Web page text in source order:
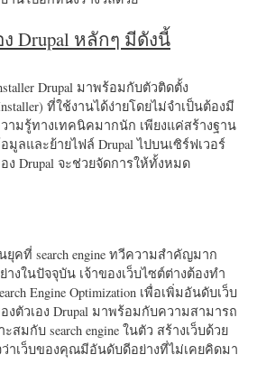
Drupal หลักๆ มีดังนี้
Drupal มาพร้อมกับตัวติดตั้ง
ที่ใช้งานได้ง่ายโดยไม่จำเป็นต้องมี
ามรู้ทางเทคนิคมากนัก เพียงแค่สร้างฐาน
มูลและย้ายไฟล์ Drupal ไปบนเซิร์ฟเวอร์
Drupal จะช่วยจัดการให้ทั้งหมด
ยุคที่ search engine ทวีความสำคัญมาก
างในปัจจุบัน เจ้าของเว็บไซต์ต่างต้องทำ
Engine Optimization เพื่อเพิ่มอันดับเว็บ
งตัวเอง Drupal มาพร้อมกับความสามารถ
สมกับ search engine ในตัว สร้างเว็บด้วย
าเว็บของคุณมีอันดับดีอย่างที่ไม่เคยคิดมา